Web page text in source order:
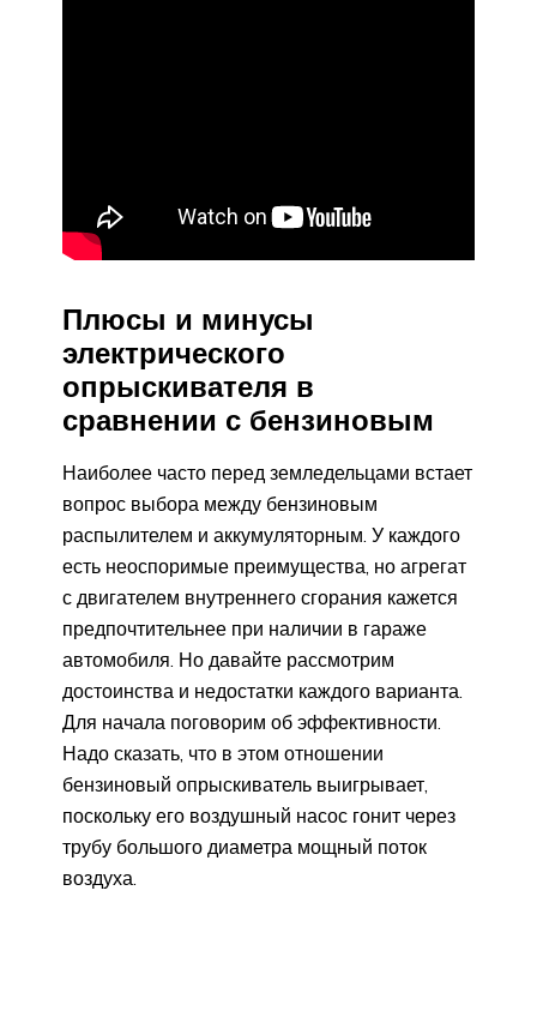
Плюсы и минусы
электрического
опрыскивателя в
сравнении с бензиновым
Наиболее часто перед земледельцами встает
вопрос выбора между бензиновым
распылителем и аккумуляторным. У каждого
есть неоспоримые преимущества, но агрегат
с двигателем внутреннего сгорания кажется
предпочтительнее при наличии в гараже
автомобиля. Но давайте рассмотрим
достоинства и недостатки каждого варианта.
Для начала поговорим об эффективности.
Надо сказать, что в этом отношении
бензиновый опрыскиватель выигрывает,
поскольку его воздушный насос гонит через
трубу большого диаметра мощный поток
воздуха.